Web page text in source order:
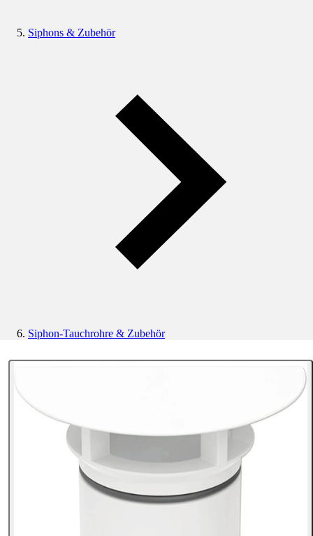
Siphons & Zubehör
Siphon-Tauchrohre & Zubehör